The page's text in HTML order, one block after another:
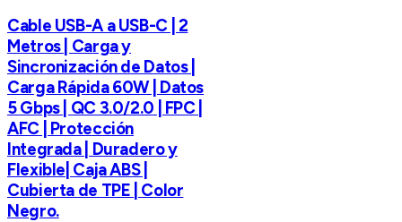
Cable USB-A a USB-C | 2
Metros | Carga y
Sincronización de Datos |
Carga Rápida 60W | Datos
5 Gbps | QC 3.0/2.0 | FPC |
AFC | Protección
Integrada | Duradero y
Flexible| Caja ABS |
Cubierta de TPE | Color
Negro.